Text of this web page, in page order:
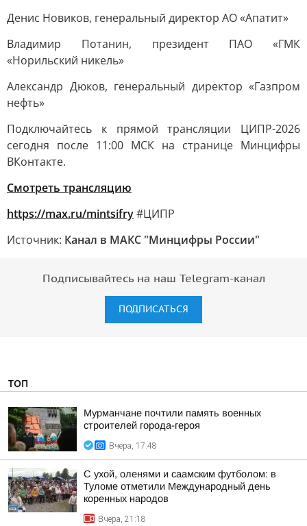
Денис Новиков, генеральный директор АО «Апатит»
Владимир Потанин, президент ПАО «ГМК
«Норильский никель»
Александр Дюков, генеральный директор «Газпром
нефть»
Подключайтесь к прямой трансляции ЦИПР-2026
сегодня после 11:00 МСК на странице Минцифры
ВКонтакте.
Смотреть трансляцию
https://max.ru/mintsifry#ЦИПР
Источник: Канал в МАКС "Минцифры России"
Подписывайтесь на наш Telegram-канал
ПОДПИСАТЬСЯ
ТОП
Мурманчане почтили память военных
строителей города-героя
Вчера, 17:48
С ухой, оленями и саамским футболом: в
Туломе отметили Международный день
коренных народов
Вчера, 21:18